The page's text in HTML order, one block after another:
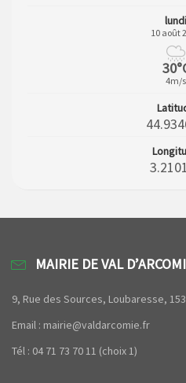
lundi
10 août
4m/s
MAIRIE DE VAL
9, Rue des Sources, Loubaresse,
Email : mairie@valdarcomie.fr
Tél : 04 71 73 70 11 (choix 1)